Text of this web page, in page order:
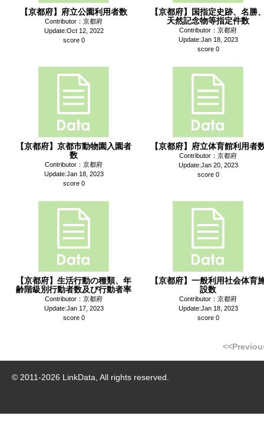
【京都府】府立公園利用者数
Contributor：京都府
Update:Oct 12, 2022
score 0
【京都府】国指定史跡、名勝
天然記念物等指定件数
Contributor：京都府
Update:Jan 18, 2023
score 0
【京都府】京都市動物園入園者
数
Contributor：京都府
Update:Jan 18, 2023
score 0
【京都府】府立体育館利用者
Contributor：京都府
Update:Jan 20, 2023
score 0
【京都府】生活行動の種類、年
齢階級別行動者数及び行動者率
Contributor：京都府
Update:Jan 17, 2023
score 0
【京都府】一般利用社会体育
設数
Contributor：京都府
Update:Jan 18, 2023
score 0
© 2011-2026 LinkData, All rights reserved.